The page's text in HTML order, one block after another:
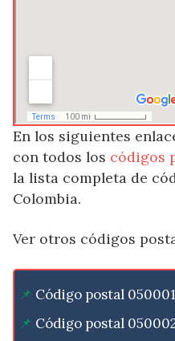
En los siguientes
con todos los códigos
la lista completa de
Colombia.
Ver otros códigos
Código postal 050001
Código postal